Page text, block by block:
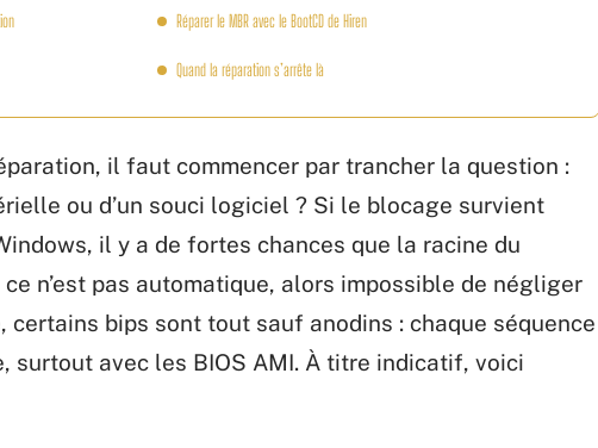
Réparer le MBR avec le BootCD de Hiren
Quand la réparation s’arrête là
il faut commencer par trancher la question :
ou d’un souci logiciel ? Si le blocage survient
il y a de fortes chances que la racine du
n’est pas automatique, alors impossible de négliger
certains bips sont tout sauf anodins : chaque séquence
surtout avec les BIOS AMI. À titre indicatif, voici